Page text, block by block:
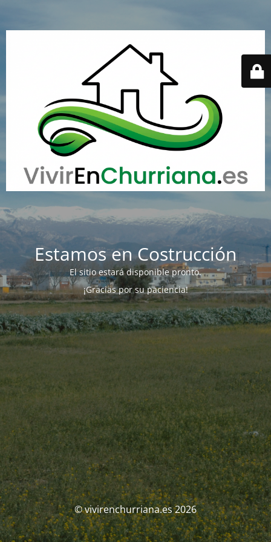
Estamos en Costrucción
El sitio estará disponible pronto.
¡Gracias por su paciencia!
© vivirenchurriana.es 2026